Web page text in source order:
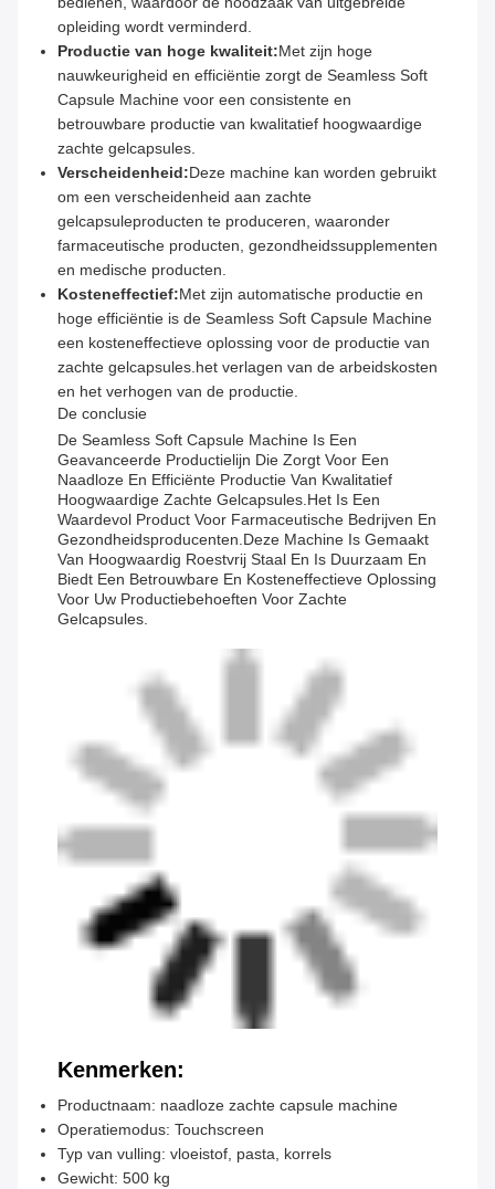
opleiding wordt verminderd.
Productie van hoge kwaliteit:Met zijn hoge
nauwkeurigheid en efficiëntie zorgt de Seamless Soft
Capsule Machine voor een consistente en
betrouwbare productie van kwalitatief hoogwaardige
zachte gelcapsules.
Verscheidenheid:Deze machine kan worden gebruikt
om een verscheidenheid aan zachte
gelcapsuleproducten te produceren, waaronder
farmaceutische producten, gezondheidssupplementen
en medische producten.
Kosteneffectief:Met zijn automatische productie en
hoge efficiëntie is de Seamless Soft Capsule Machine
een kosteneffectieve oplossing voor de productie van
zachte gelcapsules.het verlagen van de arbeidskosten
en het verhogen van de productie.
De conclusie
De Seamless Soft Capsule Machine Is Een
Geavanceerde Productielijn Die Zorgt Voor Een
Naadloze En Efficiënte Productie Van Kwalitatief
Hoogwaardige Zachte Gelcapsules.Het Is Een
Waardevol Product Voor Farmaceutische Bedrijven En
Gezondheidsproducenten.Deze Machine Is Gemaakt
Van Hoogwaardig Roestvrij Staal En Is Duurzaam En
Biedt Een Betrouwbare En Kosteneffectieve Oplossing
Voor Uw Productiebehoeften Voor Zachte
Gelcapsules.
Kenmerken:
Productnaam: naadloze zachte capsule machine
Operatiemodus: Touchscreen
Typ van vulling: vloeistof, pasta, korrels
Gewicht: 500 kg